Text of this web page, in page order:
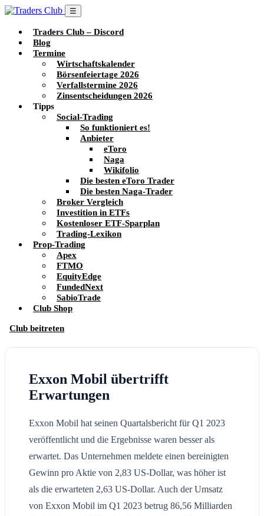
☰
Traders Club – Discord
Blog
Termine
Wirtschaftskalender
Börsenfeiertage 2026
Verfallstermine 2026
Zinsentscheidungen 2026
Tipps
Social-Trading
So funktioniert es!
Anbieter
eToro
Naga
Wikifolio
Die besten eToro Trader
Die besten Naga-Trader
Broker Vergleich
Investition in ETFs
Kostenloser ETF-Sparplan
Trading-Lexikon
Prop-Trading
Apex
FTMO
EquityEdge
FundedNext
SabioTrade
Club Shop
Club beitreten
Exxon Mobil übertrifft
Erwartungen
Exxon Mobil hat seinen Quartalsbericht für Q1 2023
veröffentlicht und die Ergebnisse waren besser als
erwartet. Das Unternehmen meldete einen bereinigten
Gewinn pro Aktie von 2,83 US-Dollar, was höher ist
als die erwarteten 2,63 US-Dollar. Auch der Umsatz
von Exxon Mobil im Q1 2023 betrug 86,56 Milliarden